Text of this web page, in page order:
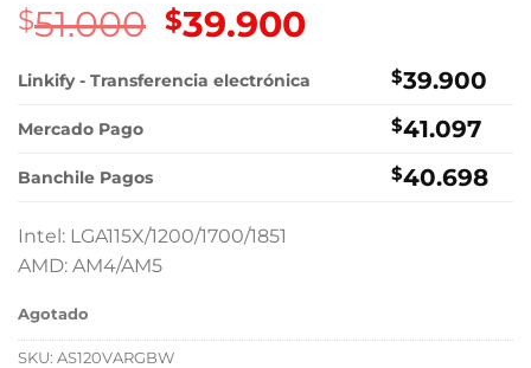
$51.000 El
precio
original
$39.900El
actual
$39.900.
Linkify - Transferencia electrónica $39.900
Mercado Pago $41.097
Banchile Pagos $40.698
Intel: LGA115X/1200/1700/1851
AMD: AM4/AM5
Agotado
SKU: AS120VARGBW